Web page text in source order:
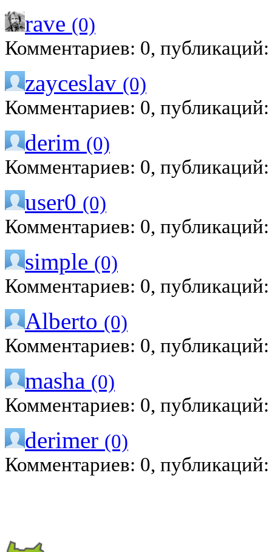
rave (0)
Комментариев: 0,
zayceslav (0)
Комментариев: 0,
derim (0)
Комментариев: 0,
user0 (0)
Комментариев: 0,
simple (0)
Комментариев: 0,
Alberto (0)
Комментариев: 0,
masha (0)
Комментариев: 0,
derimer (0)
Комментариев: 0,